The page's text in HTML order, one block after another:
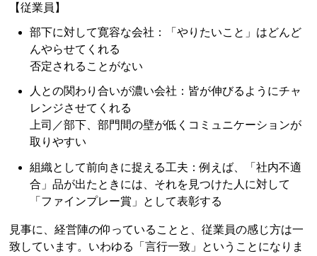
【従業員】
部下に対して寛容な会社：「やりたいこと」はどんど
んやらせてくれる
否定されることがない
人との関わり合いが濃い会社：皆が伸びるようにチャ
レンジさせてくれる
上司／部下、部門間の壁が低くコミュニケーションが
取りやすい
組織として前向きに捉える工夫：例えば、「社内不適
合」品が出たときには、それを見つけた人に対して
「ファインプレー賞」として表彰する
見事に、経営陣の仰っていることと、従業員の感じ方は一
致しています。いわゆる「言行一致」ということになりま